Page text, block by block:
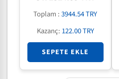
Toplam :3944.54 TRY
Kazanç: 122.00 TRY
SEPETE EKLE